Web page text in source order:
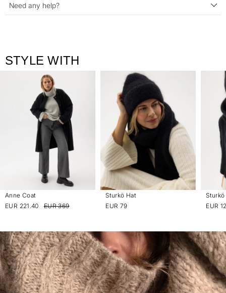
Need any help?
STYLE WITH
Anne Coat
EUR 221.40
EUR 369
Sturkö Hat
EUR 79
EUR